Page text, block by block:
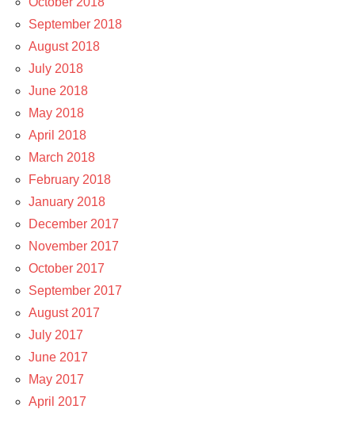
September 2018
August 2018
July 2018
June 2018
May 2018
April 2018
March 2018
February 2018
January 2018
December 2017
November 2017
October 2017
September 2017
August 2017
July 2017
June 2017
May 2017
April 2017